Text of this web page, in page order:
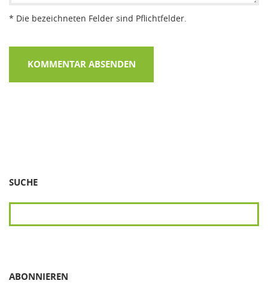
* Die bezeichneten Felder sind Pflichtfelder.
SUCHE
ABONNIEREN